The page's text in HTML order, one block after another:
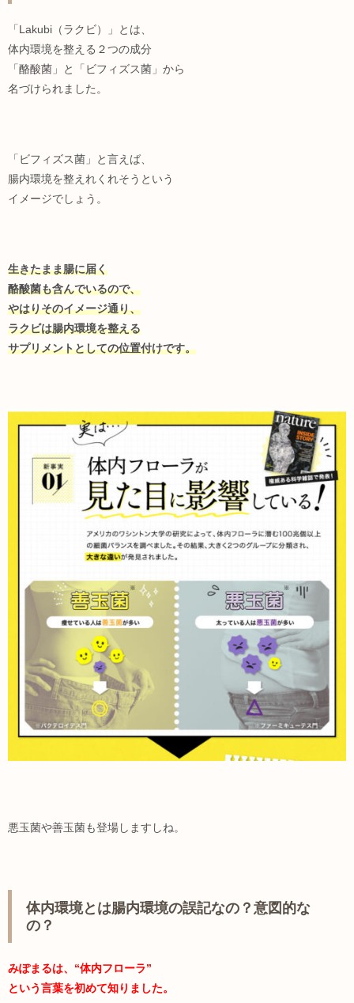
「Lakubi（ラクビ）」とは、
体内環境を整える２つの成分
「酪酸菌」と「ビフィズス菌」から
名づけられました。
「ビフィズス菌」と言えば、
腸内環境を整えれくれそうという
イメージでしょう。
生きたまま腸に届く
酪酸菌も含んでいるので、
やはりそのイメージ通り、
ラクビは腸内環境を整える
サプリメントとしての位置付けです。
悪玉菌や善玉菌も登場しますしね。
体内環境とは腸内環境の誤記なの？意図的な
の？
みぽまるは、“体内フローラ”
という言葉を初めて知りました。